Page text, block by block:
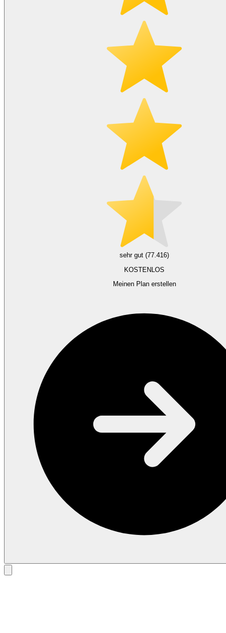
sehr gut (77.416)
KOSTENLOS
Meinen Plan erstellen